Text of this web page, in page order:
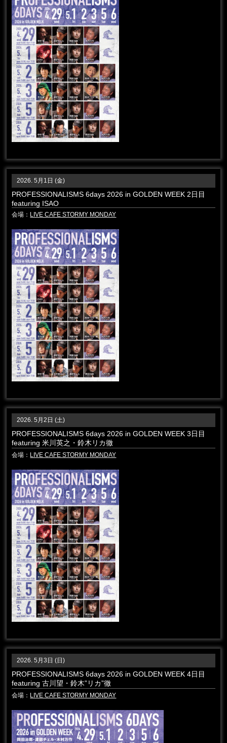
2026. 5月1日 (金)
PROFESSIONALISMS 6days 2026 in GOLDEN WEEK 2日目
featuring ISAO
会場： LIVE CAFE STORMY MONDAY
2026. 5月2日 (土)
PROFESSIONALISMS 6days 2026 in GOLDEN WEEK 3日目
featuring 米川英之・鈴木リカ徹
会場： LIVE CAFE STORMY MONDAY
2026. 5月3日 (日)
PROFESSIONALISMS 6days 2026 in GOLDEN WEEK 4日目
featuring 古川望・鈴木”リカ”徹
会場： LIVE CAFE STORMY MONDAY